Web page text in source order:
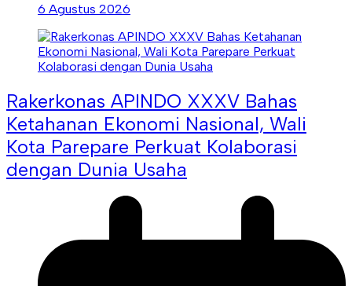
6 Agustus 2026
Rakerkonas APINDO XXXV Bahas
Ketahanan Ekonomi Nasional, Wali
Kota Parepare Perkuat Kolaborasi
dengan Dunia Usaha